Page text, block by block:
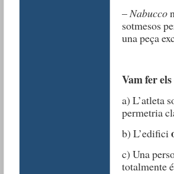
– Nabucco
sotmesos
una peça
Vam fer
a) L’atleta
permetria
b) L’edifici
c) Una
totalmente